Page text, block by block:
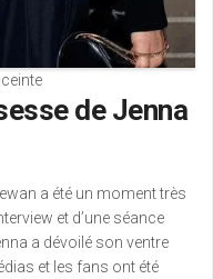
de Jenna
a été un moment très
et d’une séance
a dévoilé son ventre
et les fans ont été